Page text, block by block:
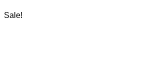
Sale!